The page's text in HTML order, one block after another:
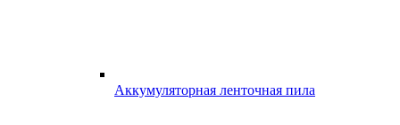
Аккумуляторная ленточная пила